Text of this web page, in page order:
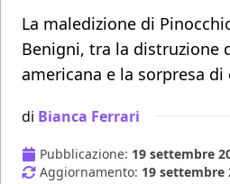
La maledizione di
Benigni, tra la distruzione
americana e la sorpresa
di Bianca Ferrari
Pubblicazione: 19 settembre
Aggiornamento: 19 settembre